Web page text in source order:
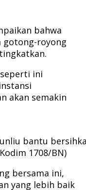
bahwa
gotong-royong
ini
akan semakin
bantu
1708/BN)
bersama ini,
yang lebih baik